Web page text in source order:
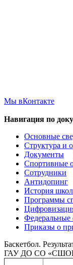
Мы вКонтакте
Навигация по
Основные
Структура и
Документы
Спортивные
Сотрудники
Антидопинг
История
Программы
Федеральные
Приказы о
Баскетбол.
ГАУ ДО СО «СШОР